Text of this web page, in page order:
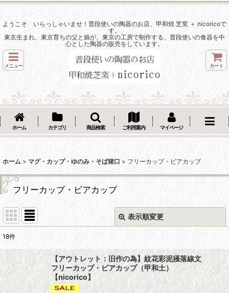
ようこそ いらっしゃいませ！普段使いの陶器のお店、甲和焼 芝窯 ＋ nicoricoで
す。
東京生まれ、東京育ちの父と娘が、東京の工房で制作する、普段使いの食器を中
心とした陶器の販売をしています。
メニュー カート
ホーム カテゴリ 商品検索 ご利用案内 マイページ
ホーム > マグ・カップ・ゆのみ・そば猪口 > フリーカップ・ビアカップ
フリーカップ・ビアカップ
表示順変更
並び順:
18件
【アウトレット：旧作の為】紋花彩泥掻落線文
フリーカップ・ビアカップ（甲和土）
【nicorico】